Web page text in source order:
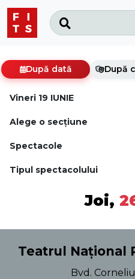
După dată După
Joi,
Teatrul Național
Bvd.